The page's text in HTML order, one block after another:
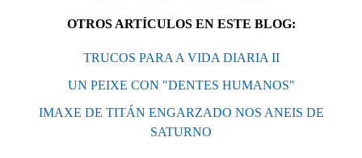
OTROS ARTÍCULOS EN ESTE BLOG:
TRUCOS PARA A VIDA DIARIA II
UN PEIXE CON "DENTES HUMANOS"
IMAXE DE TITÁN ENGARZADO NOS ANEIS DE
SATURNO